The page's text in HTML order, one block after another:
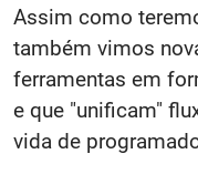
Assim como
também vimos
ferramentas em
e que "unificam"
vida de